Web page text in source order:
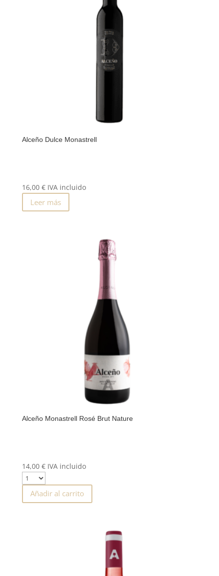
Alceño Dulce Monastrell
16,00 € IVA incluido
Leer más
Alceño Monastrell Rosé Brut Nature
14,00 € IVA incluido
Añadir al carrito